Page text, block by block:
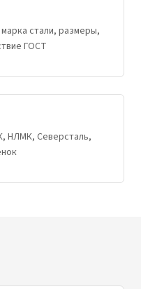
стали, размеры,
ГОСТ
НЛМК, Северсталь,